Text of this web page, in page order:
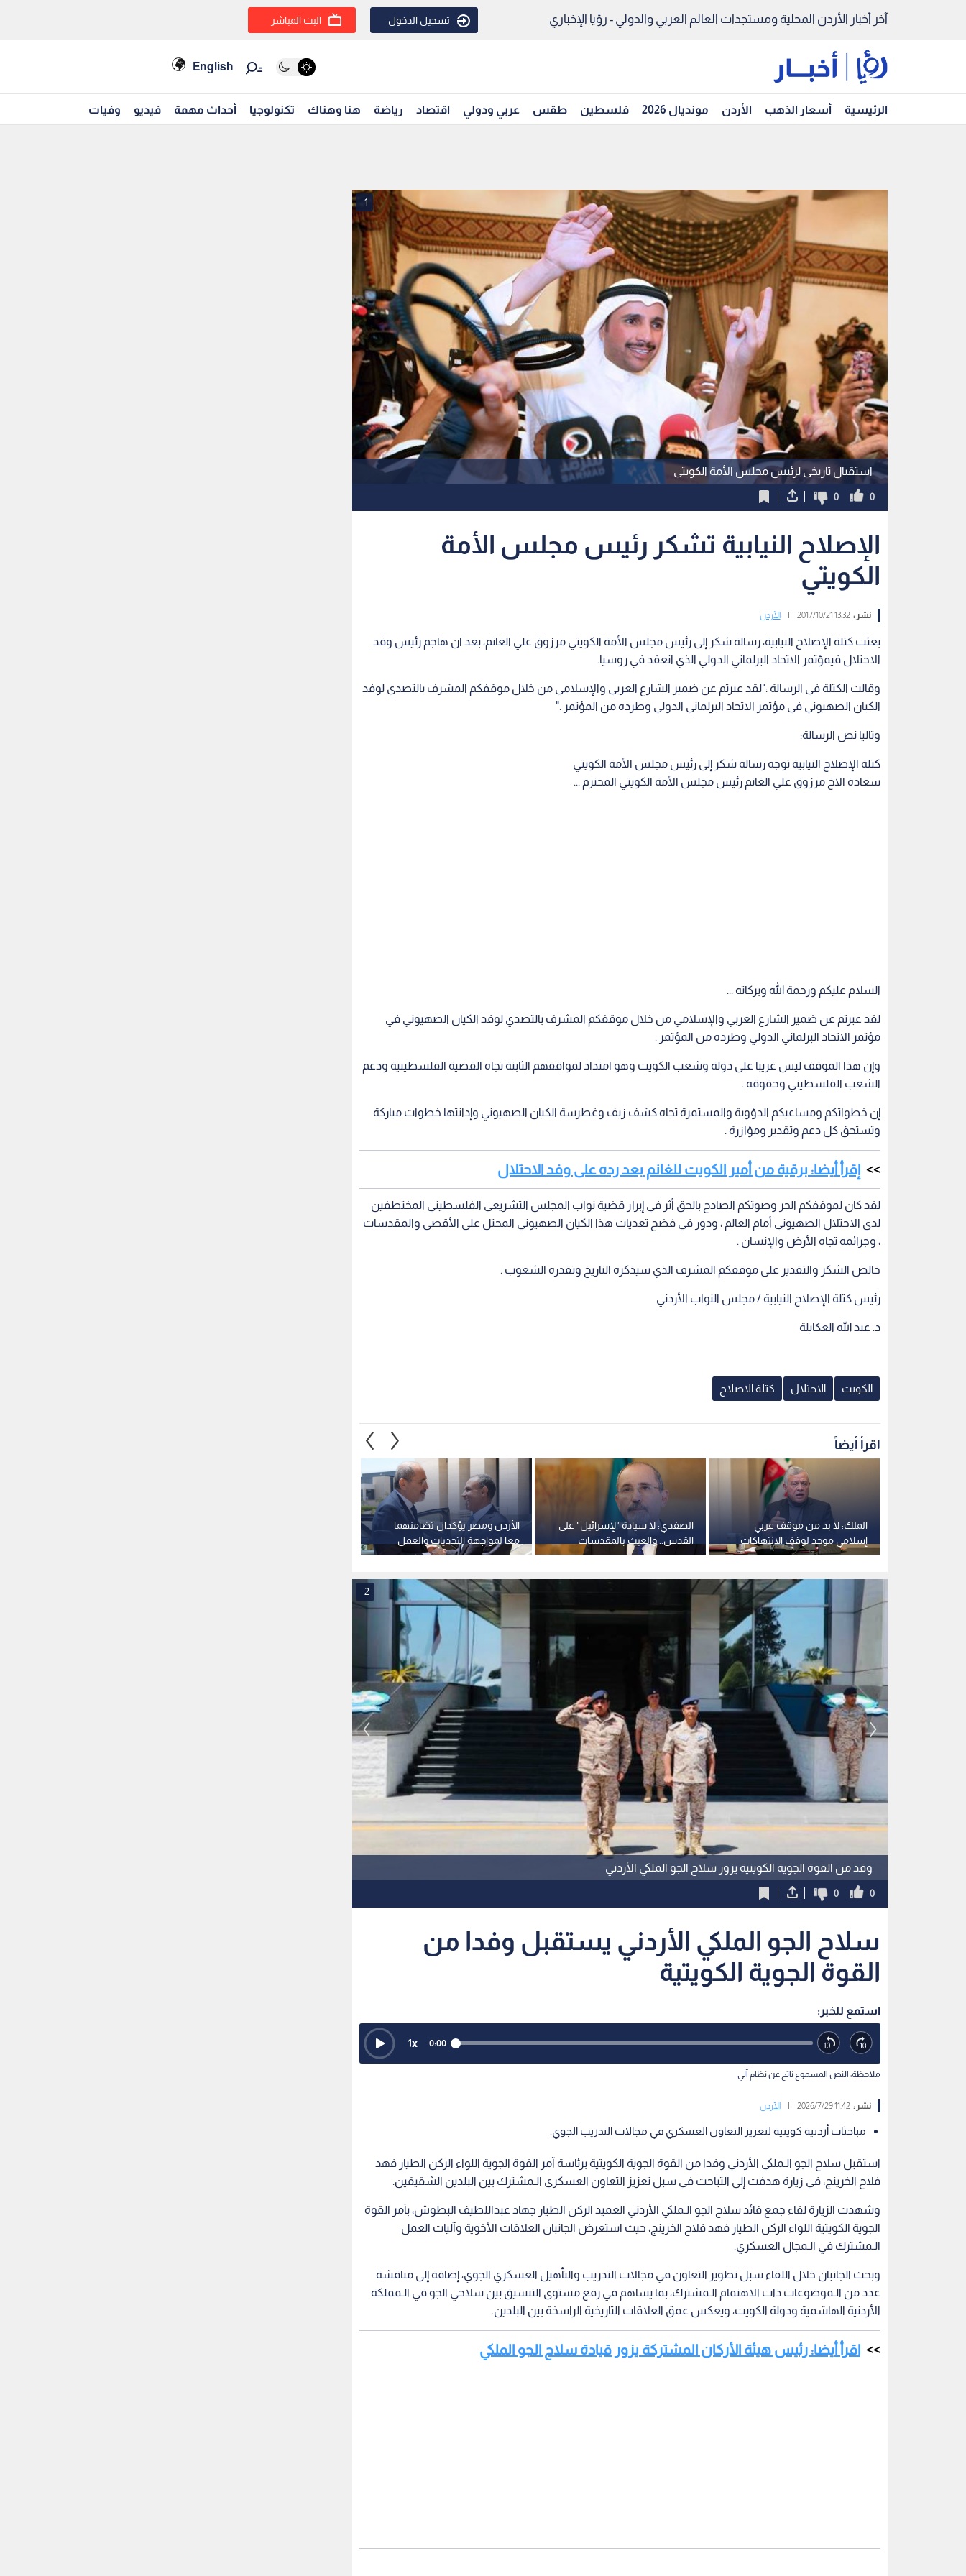
آخر أخبار الأردن المحلية ومستجدات العالم العربي والدولي - رؤيا الإخباري تسجيل الدخول البث المباشر
English
الرئيسية أسعار الذهب الأردن مونديال 2026 فلسطين طقس عربي ودولي اقتصاد رياضة هنا وهناك تكنولوجيا أحداث مهمة فيديو وفيات
استقبال تاريخي لرئيس مجلس الأمة الكويتي
1
0
0
الإصلاح النيابية تشكر رئيس مجلس الأمة
الكويتي
نشر :13:32 2017/10/21 الأردن
بعثت كتلة الإصلاح النيابية، رسالة شكر إلى رئيس مجلس الأمة الكويتي مرزوق علي الغانم، بعد ان هاجم رئيس وفد
الاحتلال فيمؤتمر الاتحاد البرلماني الدولي الذي انعقد في روسيا.
وقالت الكتلة في الرسالة :"لقد عبرتم عن ضمير الشارع العربي والإسلامي من خلال موقفكم المشرف بالتصدي لوفد
الكيان الصهيوني في مؤتمر الاتحاد البرلماني الدولي وطرده من المؤتمر ."
وتاليا نص الرسالة:
كتلة الإصلاح النيابية توجه رساله شكر إلى رئيس مجلس الأمة الكويتي
سعادة الاخ مرزوق علي الغانم رئيس مجلس الأمة الكويتي المحترم ...
السلام عليكم ورحمة الله وبركاته ...
لقد عبرتم عن ضمير الشارع العربي والإسلامي من خلال موقفكم المشرف بالتصدي لوفد الكيان الصهيوني في
مؤتمر الاتحاد البرلماني الدولي وطرده من المؤتمر .
وإن هذا الموقف ليس غريبا على دولة وشعب الكويت وهو امتداد لمواقفهم الثابتة تجاه القضية الفلسطينية ودعم
الشعب الفلسطيني وحقوقه .
إن خطواتكم ومساعيكم الدؤوبة والمستمرة تجاه كشف زيف وغطرسة الكيان الصهيوني وإدانتها خطوات مباركة
وتستحق كل دعم وتقدير ومؤازرة .
إقرأ أيضا: برقية من أمير الكويت للغانم بعد رده على وفد الاحتلال
لقد كان لموقفكم الحر وصوتكم الصادح بالحق أثر في إبراز قضية نواب المجلس التشريعي الفلسطيني المختطفين
لدى الاحتلال الصهيوني أمام العالم ، ودور في فضح تعديات هذا الكيان الصهيوني المحتل على الأقصى والمقدسات
، وجرائمه تجاه الأرض والإنسان .
خالص الشكر والتقدير على موقفكم المشرف الذي سيذكره التاريخ وتقدره الشعوب .
رئيس كتلة الإصلاح النيابية / مجلس النواب الأردني
د. عبد الله العكايلة
الكويت الاحتلال كتلة الاصلاح
اقرأ أيضاً
الأردن ومصر يؤكدان تضامنهما
معا لمواجهة التحديات والعمل
على تحقيق الأمن والاستقرار
الصفدي: لا سيادة "لإسرائيل" على
القدس.. والعبث بالمقدسات
"لعب بالنار"
الملك: لا بد من موقف عربي
إسلامي موحد لوقف الانتهاكات
الإسرائيلية غير القانونية في
وفد من القوة الجوية الكويتية يزور سلاح الجو الملكي الأردني
2
0
0
سلاح الجو الملكي الأردني يستقبل وفدا من
القوة الجوية الكويتية
استمع للخبر:
0:00
1x
ملاحظة: النص المسموع ناتج عن نظام آلي
نشر :11:42 2026/7/29
| الأردن
مباحثات أردنية كويتية لتعزيز التعاون العسكري في مجالات التدريب الجوي.
استقبل سلاح الجو الـملكي الأردني وفدا من القوة الجوية الكويتية برئاسة آمر القوة الجوية اللواء الركن الطيار فهد
فلاح الخرينج، في زيارة هدفت إلى التباحث في سبل تعزيز التعاون العسكري الـمشترك بين البلدين الشقيقين.
وشهدت الزيارة لقاء جمع قائد سلاح الجو الـملكي الأردني العميد الركن الطيار جهاد عبداللطيف البطوش، بآمر القوة
الجوية الكويتية اللواء الركن الطيار فهد فلاح الخرينج، حيث استعرض الجانبان العلاقات الأخوية وآليات العمل
الـمشترك في الـمجال العسكري.
وبحث الجانبان خلال اللقاء سبل تطوير التعاون في مجالات التدريب والتأهيل العسكري الجوي، إضافة إلى مناقشة
عدد من الـموضوعات ذات الاهتمام الـمشترك، بما يساهم في رفع مستوى التنسيق بين سلاحي الجو في الـمملكة
الأردنية الهاشمية ودولة الكويت، ويعكس عمق العلاقات التاريخية الراسخة بين البلدين.
اقرأ أيضا: رئيس هيئة الأركان المشتركة يزور قيادة سلاح الجو الملكي